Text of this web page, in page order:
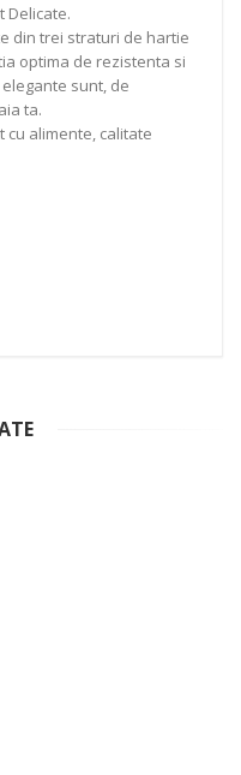
Delicate.
din trei straturi de hartie
optima de rezistenta si
sunt, de
ta.
cu alimente, calitate